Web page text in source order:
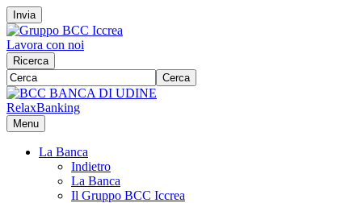
Invia
Lavora con noi
Ricerca
Cerca
RelaxBanking
Menu
La Banca
Indietro
La Banca
Il Gruppo BCC Iccrea